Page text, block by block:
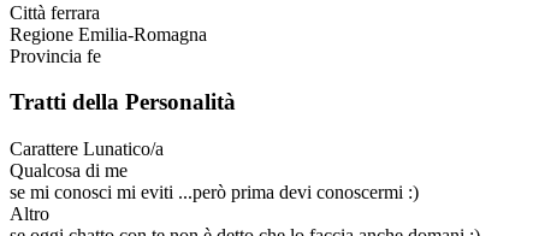
Città ferrara
Regione Emilia-Romagna
Provincia fe
Tratti della Personalità
Carattere Lunatico/a
Qualcosa di me
se mi conosci mi eviti ...però prima devi conoscermi :)
Altro